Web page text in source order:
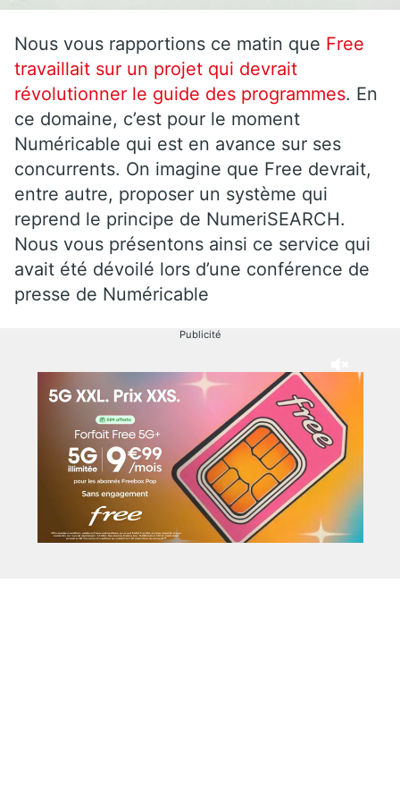
Nous vous rapportions ce matin que Free
travaillait sur un projet qui devrait
révolutionner le guide des programmes. En
ce domaine, c’est pour le moment
Numéricable qui est en avance sur ses
concurrents. On imagine que Free devrait,
entre autre, proposer un système qui
reprend le principe de NumeriSEARCH.
Nous vous présentons ainsi ce service qui
avait été dévoilé lors d’une conférence de
presse de Numéricable
Publicité